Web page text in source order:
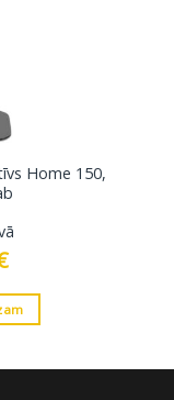
Home 150,